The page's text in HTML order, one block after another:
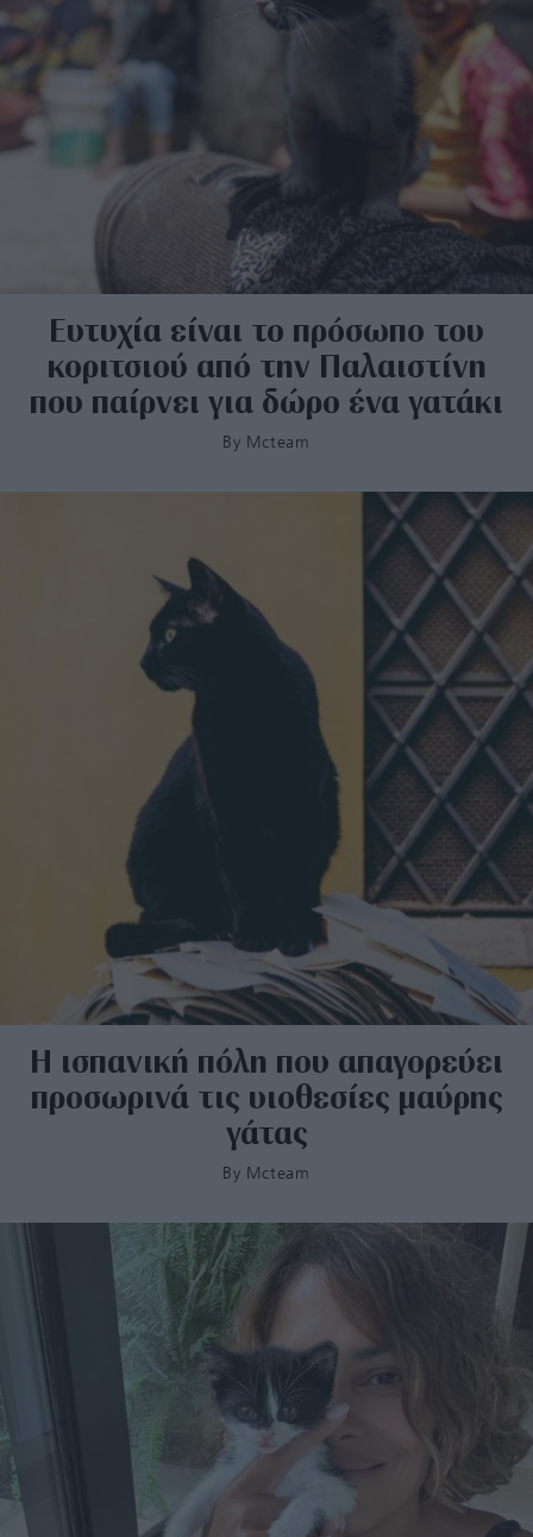
Ευτυχία είναι το πρόσωπο του
κοριτσιού από την Παλαιστίνη
που παίρνει για δώρο ένα γατάκι
By Mcteam
Η ισπανική πόλη που απαγορεύει
προσωρινά τις υιοθεσίες μαύρης
γάτας
By Mcteam